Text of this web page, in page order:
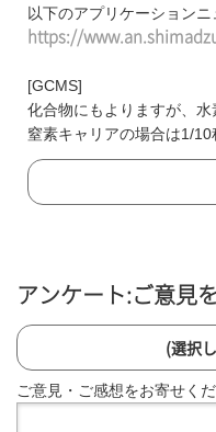
以下のアプリケーションニ
https://
[GCMS]
化合物にもよりますが、水
窒素キャリアの場合は1/10
アンケート:ご意見
(選択
ご意見・ご感想をお寄せく